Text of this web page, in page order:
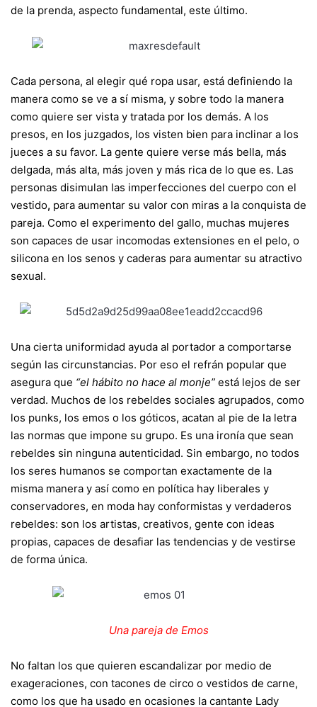
de la prenda, aspecto fundamental, este último.
Cada persona, al elegir qué ropa usar, está definiendo la
manera como se ve a sí misma, y sobre todo la manera
como quiere ser vista y tratada por los demás. A los
presos, en los juzgados, los visten bien para inclinar a los
jueces a su favor. La gente quiere verse más bella, más
delgada, más alta, más joven y más rica de lo que es. Las
personas disimulan las imperfecciones del cuerpo con el
vestido, para aumentar su valor con miras a la conquista de
pareja. Como el experimento del gallo, muchas mujeres
son capaces de usar incomodas extensiones en el pelo, o
silicona en los senos y caderas para aumentar su atractivo
sexual.
Una cierta uniformidad ayuda al portador a comportarse
según las circunstancias. Por eso el refrán popular que
asegura que “el hábito no hace al monje” está lejos de ser
verdad. Muchos de los rebeldes sociales agrupados, como
los punks, los emos o los góticos, acatan al pie de la letra
las normas que impone su grupo. Es una ironía que sean
rebeldes sin ninguna autenticidad. Sin embargo, no todos
los seres humanos se comportan exactamente de la
misma manera y así como en política hay liberales y
conservadores, en moda hay conformistas y verdaderos
rebeldes: son los artistas, creativos, gente con ideas
propias, capaces de desafiar las tendencias y de vestirse
de forma única.
Una pareja de Emos
No faltan los que quieren escandalizar por medio de
exageraciones, con tacones de circo o vestidos de carne,
como los que ha usado en ocasiones la cantante Lady